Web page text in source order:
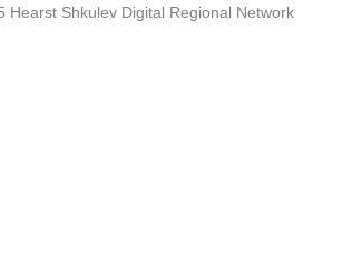
Hearst Shkulev Digital Regional Network